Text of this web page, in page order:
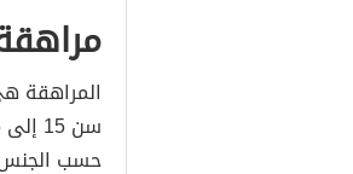
المراهقة
حسب الجنس